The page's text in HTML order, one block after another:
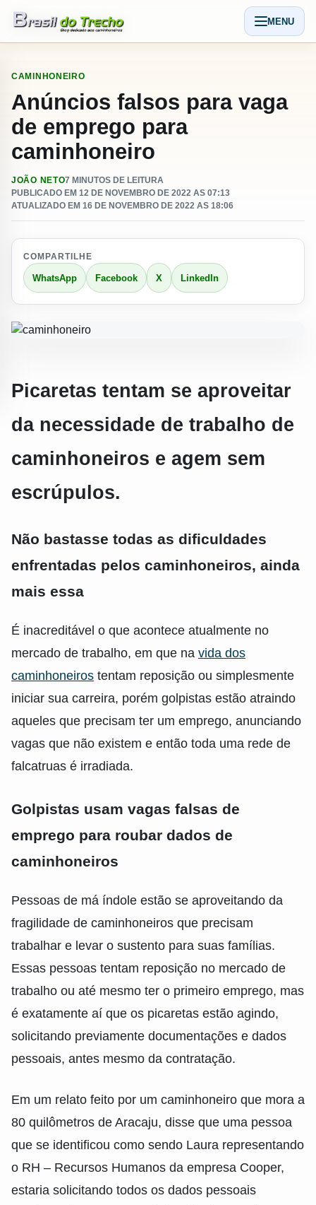
Abrir
MENU
CAMINHONEIRO
Anúncios falsos para vaga
de emprego para
caminhoneiro
JOÃO NETO7 MINUTOS DE LEITURA
PUBLICADO EM 12 DE NOVEMBRO DE 2022 AS 07:13
ATUALIZADO EM 16 DE NOVEMBRO DE 2022 AS 18:06
COMPARTILHE
WhatsApp Facebook X LinkedIn
Picaretas tentam se aproveitar
da necessidade de trabalho de
caminhoneiros e agem sem
escrúpulos.
Não bastasse todas as dificuldades
enfrentadas pelos caminhoneiros, ainda
mais essa
É inacreditável o que acontece atualmente no
mercado de trabalho, em que na vida dos
caminhoneiros tentam reposição ou simplesmente
iniciar sua carreira, porém golpistas estão atraindo
aqueles que precisam ter um emprego, anunciando
vagas que não existem e então toda uma rede de
falcatruas é irradiada.
Golpistas usam vagas falsas de
emprego para roubar dados de
caminhoneiros
Pessoas de má índole estão se aproveitando da
fragilidade de caminhoneiros que precisam
trabalhar e levar o sustento para suas famílias.
Essas pessoas tentam reposição no mercado de
trabalho ou até mesmo ter o primeiro emprego, mas
é exatamente aí que os picaretas estão agindo,
solicitando previamente documentações e dados
pessoais, antes mesmo da contratação.
Em um relato feito por um caminhoneiro que mora a
80 quilômetros de Aracaju, disse que uma pessoa
que se identificou como sendo Laura representando
o RH – Recursos Humanos da empresa Cooper,
estaria solicitando todos os dados pessoais